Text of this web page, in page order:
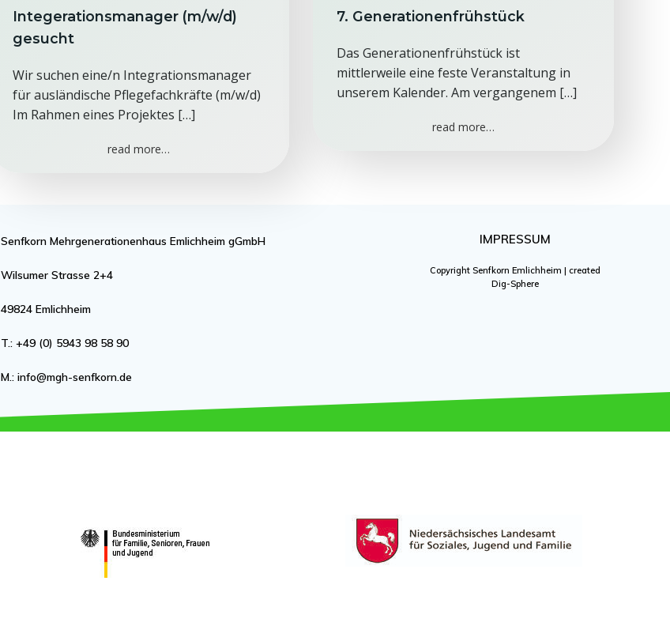
Integerationsmanager (m/w/d)
gesucht
Wir suchen eine/n Integrationsmanager
für ausländische Pflegefachkräfte (m/w/d)
Im Rahmen eines Projektes […]
read more…
7. Generationenfrühstück
Das Generationenfrühstück ist
mittlerweile eine feste Veranstaltung in
unserem Kalender. Am vergangenem […]
read more…
Senfkorn Mehrgenerationenhaus Emlichheim gGmbH
Wilsumer Strasse 2+4
49824 Emlichheim
T.: +49 (0) 5943 98 58 90
M.: info@mgh-senfkorn.de
IMPRESSUM
Copyright Senfkorn Emlichheim | created
Dig-Sphere